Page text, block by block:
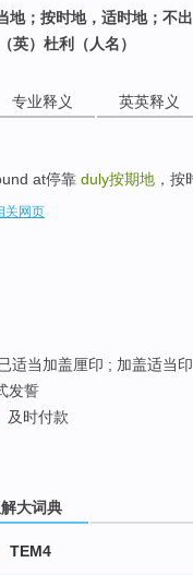
地；按时地，适时地；不
英）杜利（人名）
专业释义 英英释义
at停靠 duly按期地 ，
关网页
适当加盖厘印 ; 加盖适当
发誓
及时付款
大词典
TEM4